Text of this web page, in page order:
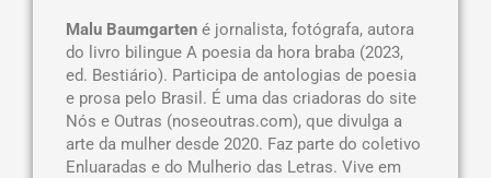
Malu Baumgarten é jornalista, fotógrafa, autora
do livro bilingue A poesia da hora braba (2023,
ed. Bestiário). Participa de antologias de poesia
e prosa pelo Brasil. É uma das criadoras do site
Nós e Outras (noseoutras.com), que divulga a
arte da mulher desde 2020. Faz parte do coletivo
Enluaradas e do Mulherio das Letras. Vive em